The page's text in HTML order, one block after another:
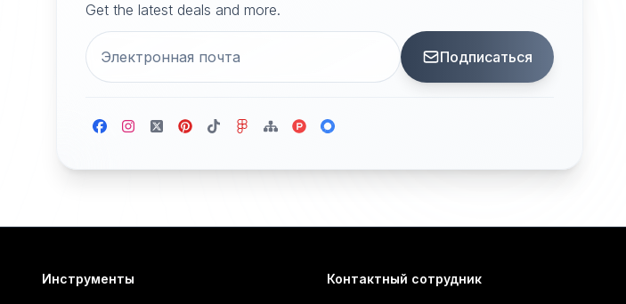
Get the latest deals and more.
Подписаться
Инструменты Контактный сотрудник